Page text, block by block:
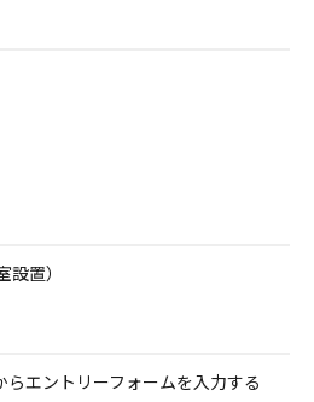
設置）
エントリーフォームを入力する